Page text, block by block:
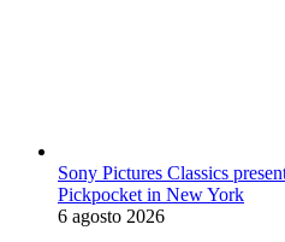
Sony Pictures Classics
Pickpocket in New York
6 agosto 2026